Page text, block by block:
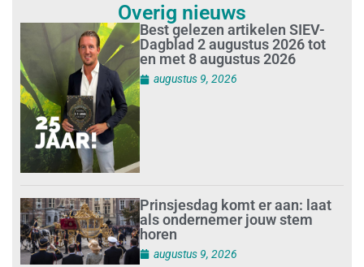
Overig nieuws
Best gelezen artikelen SIEV-
Dagblad 2 augustus 2026 tot
en met 8 augustus 2026
augustus 9, 2026
Prinsjesdag komt er aan: laat
als ondernemer jouw stem
horen
augustus 9, 2026